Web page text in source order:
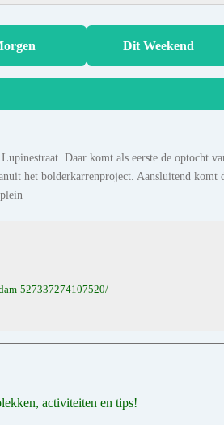
Dit Weekend
Daar komt als eerste de optocht
het bolderkarrenproject. Aansluitend komt
527337274107520/
activiteiten en tips!